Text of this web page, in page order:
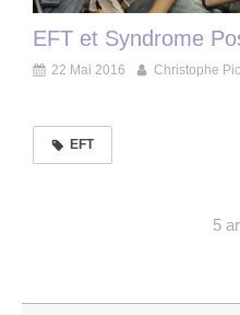
EFT et Syndrome
22 Mai 2016 Christophe
EFT
5